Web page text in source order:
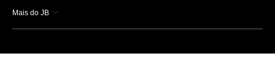
Mais do JB
Esportes